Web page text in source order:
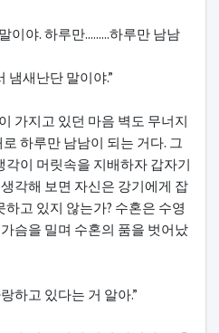
이야. 하루만.........하루만 남남
냄새난단 말이야.”
가지고 있던 마음 벽도 무너지
하루만 남남이 되는 거다. 그
각이 머릿속을 지배하자 갑자기
각해 보면 자신은 강기에게 잡
고 있지 않는가? 수혼은 수영
슴을 밀며 수혼의 품을 벗어났
하고 있다는 거 알아.”